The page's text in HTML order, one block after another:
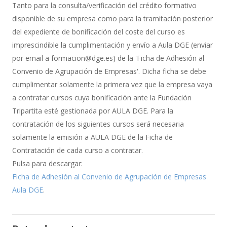
de
Bonificación
Tanto para la consulta/verificación del crédito formativo
disponible de su empresa como para la tramitación posterior
del expediente de bonificación del coste del curso es
imprescindible la cumplimentación y envío a Aula DGE (enviar
por email a formacion@dge.es) de la 'Ficha de Adhesión al
Convenio de Agrupación de Empresas'. Dicha ficha se debe
cumplimentar solamente la primera vez que la empresa vaya
a contratar cursos cuya bonificación ante la Fundación
Tripartita esté gestionada por AULA DGE. Para la
contratación de los siguientes cursos será necesaria
solamente la emisión a AULA DGE de la Ficha de
Contratación de cada curso a contratar.
Pulsa para descargar:
Ficha de Adhesión al Convenio de Agrupación de Empresas
Aula DGE.